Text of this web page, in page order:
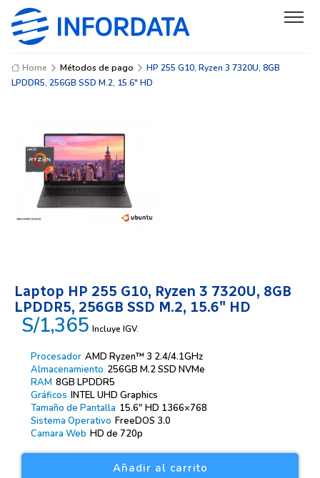
Home Métodos de pago
HP 255 G10, Ryzen 3 7320U, 8GB
LPDDR5, 256GB SSD M.2, 15.6" HD
Laptop HP 255 G10, Ryzen 3 7320U, 8GB
LPDDR5, 256GB SSD M.2, 15.6″ HD
Procesador AMD Ryzen™ 3 2.4/4.1GHz
Almacenamiento 256GB M.2 SSD NVMe
RAM 8GB LPDDR5
Gráficos INTEL UHD Graphics
Tamaño de Pantalla 15.6″ HD 1366×768
Sistema Operativo FreeDOS 3.0
Camara Web HD de 720p
S/1,365 Incluye IGV.
Añadir al carrito